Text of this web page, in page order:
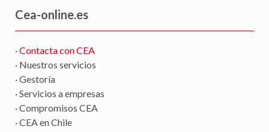
Cea-online.es
·Contacta con CEA
· Nuestros servicios
· Gestoría
· Servicios a empresas
· Compromisos CEA
· CEA en Chile